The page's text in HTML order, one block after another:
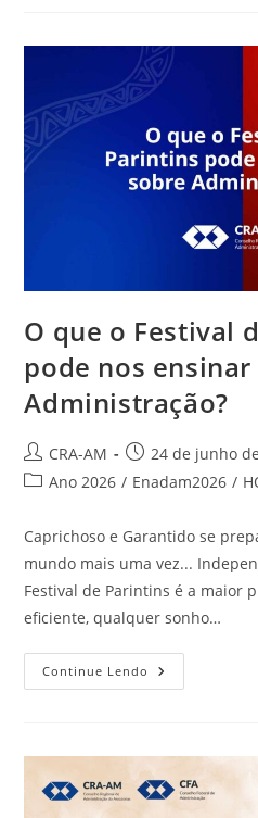
O que o Festival
pode nos
Administração?
CRA-AM
24 de junho
Ano 2026 / Enadam2026 /
Caprichoso e Garantido se
mundo mais uma vez...
Festival de Parintins é a maior
eficiente, qualquer sonho…
Continue Lendo